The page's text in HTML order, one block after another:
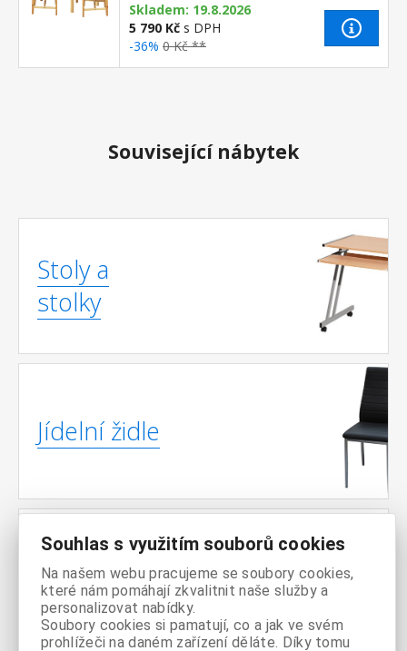
stolu (š...
Skladem: 19.8.2026
5 790 Kč s DPH
-36% 0 Kč **
Související nábytek
Stoly a
stolky
Jídelní židle
Pohovky /
Sedačky
Souhlas s využitím souborů cookies
Na našem webu pracujeme se soubory cookies,
které nám pomáhají zkvalitnit naše služby a
personalizovat nabídky.
Soubory cookies si pamatují, co a jak ve svém
prohlížeči na daném zařízení děláte. Díky tomu